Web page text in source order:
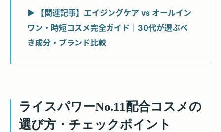
▶ 【関連記事】エイジングケア vs オールイン
ワン・時短コスメ完全ガイド｜30代が選ぶべ
き成分・ブランド比較
ライスパワーNo.11配合コスメの
選び方・チェックポイント